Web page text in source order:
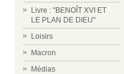
Livre : "BENOÎT XVI ET
LE PLAN DE DIEU"
Loisirs
Macron
Médias